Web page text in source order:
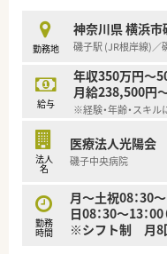
■人事部のフォローも
入社時・入社後一か
ような環境です。
＜法人特徴＞
■9つの病院・5つの
観点で患者様のニー
■認定資格なども積
その他補助や症例へ
化学療法認定薬剤師
■福利厚生として財
内保育所、育児介護
勤務地
神奈川県 横浜市
磯子駅 (JR根岸線)／
給与
年収350万円～
月給238,500円
※経験・年齢・スキル
法人
名
医療法人光陽会
磯子中央病院
勤務
時間
月～土祝08：30～
日08：30～13：00
※シフト制 月8